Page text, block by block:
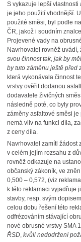
S vykazuje lepší
je jeho použití vhodnější.
použité směsi, byl podle
ČR, jakož i soudním
Projevené vady na
Navrhovatel rovněž uvádí,
svou činnost tak, jak by
by tuto záměnu ještě před
která vykonávala činnost
vrstvy ověřit dodanou
dodavatele živičných
následně poté, co byly
záměny asfaltové směsi
nemá vliv na funkci díla,
z ceny díla.
Navrhovatel zamítl žádost
v celém jejím rozsahu z
rovněž odkazuje na
občanský zákoník, ve
0,500 – 0,572, (viz
k této reklamaci vyjadřuje
stavby, resp. svým
celou dobu řešení této
odfrézováním stávající
nové obrusné vrstvy SMA
ŘSD, kvůli nedodržení